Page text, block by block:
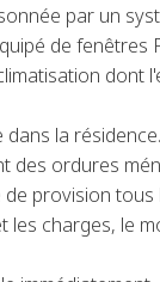
par un
de fenêtres
dont
la résidence.
des ordures
provision tous
les charges, le